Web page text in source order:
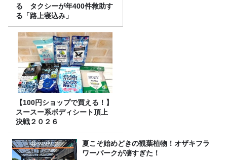
る タクシーが年400件救助す
る「路上寝込み」
【100円ショップで買える！】
スースー系ボディシート頂上
決戦２０２６
夏こそ始めどきの観葉植物！オザキフラ
ワーパークが凄すぎた！